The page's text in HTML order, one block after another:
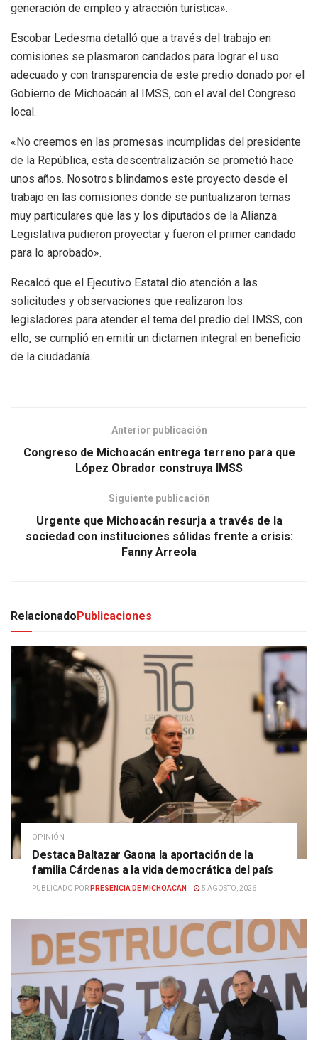
generación de empleo y atracción turística».
Escobar Ledesma detalló que a través del trabajo en
comisiones se plasmaron candados para lograr el uso
adecuado y con transparencia de este predio donado por el
Gobierno de Michoacán al IMSS, con el aval del Congreso
local.
«No creemos en las promesas incumplidas del presidente
de la República, esta descentralización se prometió hace
unos años. Nosotros blindamos este proyecto desde el
trabajo en las comisiones donde se puntualizaron temas
muy particulares que las y los diputados de la Alianza
Legislativa pudieron proyectar y fueron el primer candado
para lo aprobado».
Recalcó que el Ejecutivo Estatal dio atención a las
solicitudes y observaciones que realizaron los
legisladores para atender el tema del predio del IMSS, con
ello, se cumplió en emitir un dictamen integral en beneficio
de la ciudadanía.
Anterior publicación
Congreso de Michoacán entrega terreno para que
López Obrador construya IMSS
Siguiente publicación
Urgente que Michoacán resurja a través de la
sociedad con instituciones sólidas frente a crisis:
Fanny Arreola
Relacionado Publicaciones
OPINIÓN
Destaca Baltazar Gaona la aportación de la
familia Cárdenas a la vida democrática del país
PUBLICADO POR PRESENCIA DE MICHOACÁN 5 AGOSTO, 2026